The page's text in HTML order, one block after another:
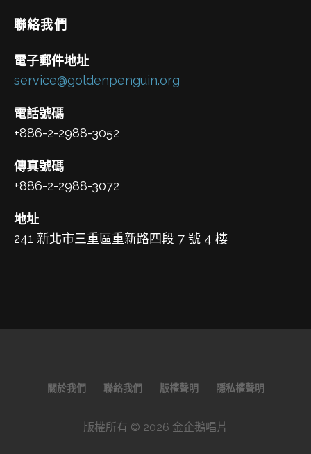
聯絡我們
電子郵件地址
service@goldenpenguin.org
電話號碼
+886-2-2988-3052
傳真號碼
+886-2-2988-3072
地址
241 新北市三重區重新路四段 7 號 4 樓
關於我們 聯絡我們 版權聲明 隱私權聲明
版權所有 © 2026 金企鵝唱片